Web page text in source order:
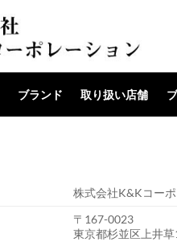
ブランド 取り扱い店舗
株式会社K&Kコー
〒167-0023
東京都杉並区上井